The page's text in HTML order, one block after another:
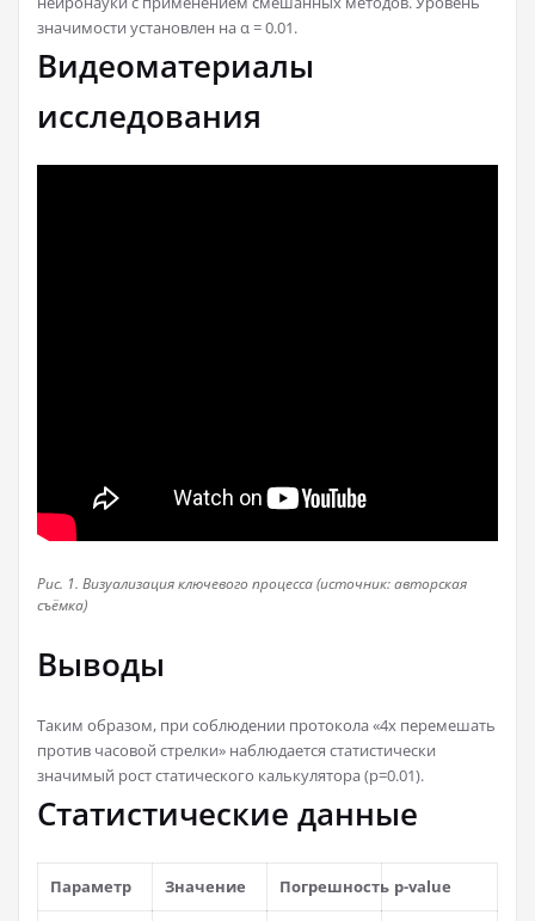
значимости установлен на α = 0.01.
Видеоматериалы
исследования
Рис. 1. Визуализация ключевого процесса (источник: авторская
съёмка)
Выводы
Таким образом, при соблюдении протокола «4x перемешать
против часовой стрелки» наблюдается статистически
значимый рост статического калькулятора (p=0.01).
Статистические данные
Параметр Значение Погрешность p-value